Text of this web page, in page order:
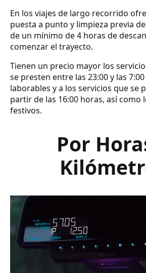
En los viajes de largo recorrido
puesta a punto y limpieza previa
de un mínimo de 4 horas de
comenzar el trayecto.
Tienen un precio mayor los
se presten entre las 23:00 y las
laborables y a los servicios que se
partir de las 16:00 horas, así como
festivos.
Por